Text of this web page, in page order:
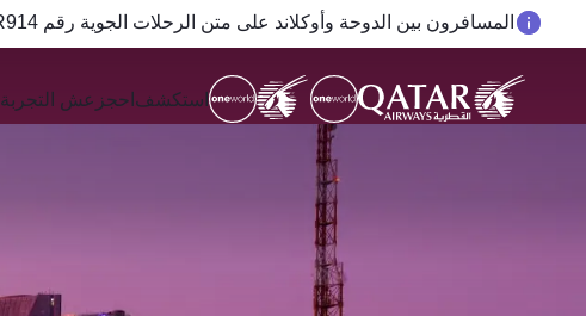
المسافرون بين الدوحة وأوكلاند على متن الرحلات الجوية رقم QR914 ورقم QR915
استكشف احجز عش التجربة